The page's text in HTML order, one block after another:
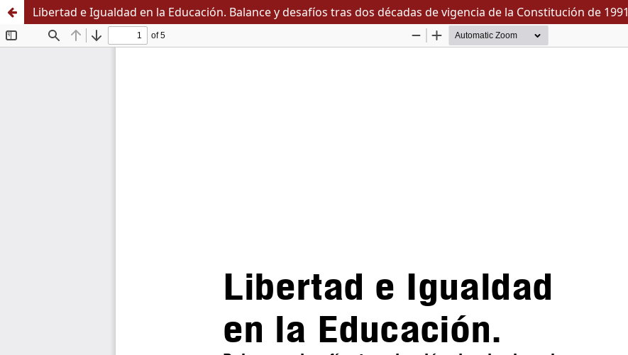
Libertad e Igualdad en la Educación. Balance y desafíos tras dos décadas de vigencia de la Constitución de 1991